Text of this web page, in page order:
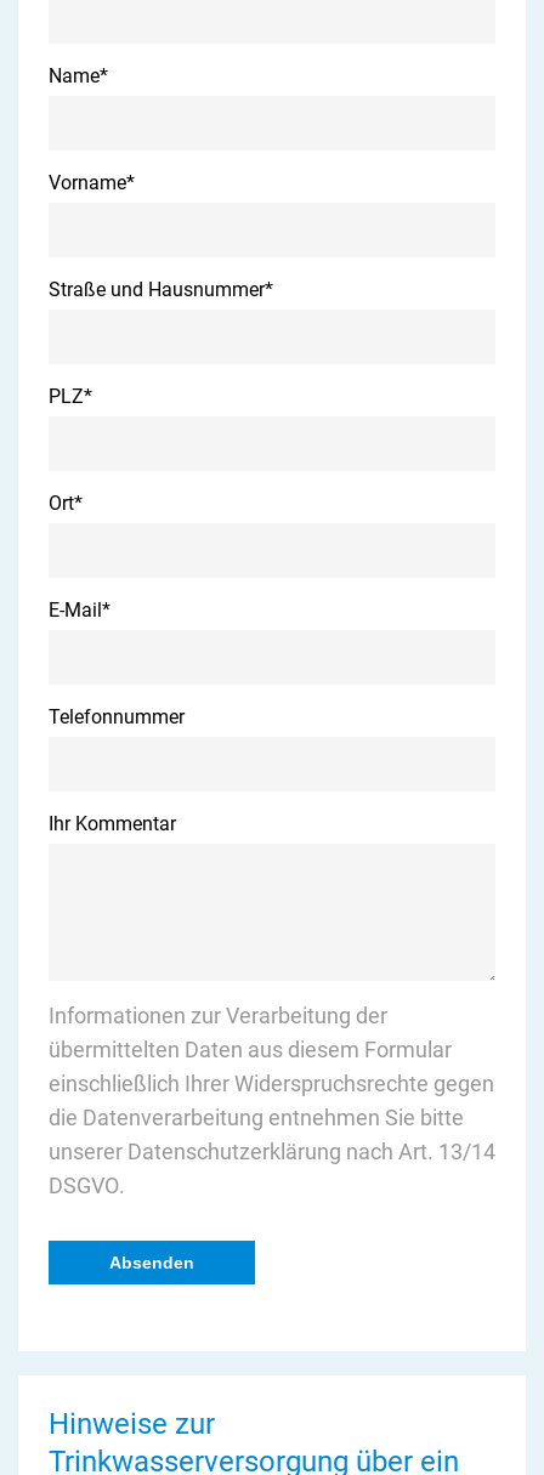
Name*
Vorname*
Straße und Hausnummer*
PLZ*
Ort*
E-Mail *
Telefonnummer
Ihr Kommentar
Informationen zur Verarbeitung der
übermittelten Daten aus diesem Formular
einschließlich Ihrer Widerspruchsrechte gegen
die Datenverarbeitung entnehmen Sie bitte
unserer Datenschutzerklärung nach Art. 13/14
DSGVO.
Hinweise zur
Trinkwasserversorgung über ein